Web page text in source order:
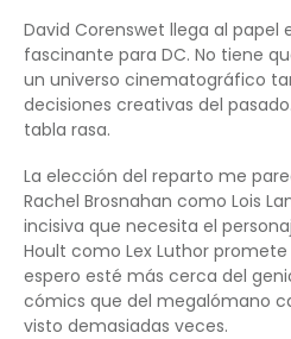
David Corenswet llega al papel
fascinante para DC. No tiene
un universo cinematográfico
decisiones creativas del
tabla rasa.
La elección del reparto me
Rachel Brosnahan como Lois
incisiva que necesita el
Hoult como Lex Luthor
espero esté más cerca del
cómics que del megalómano
visto demasiadas veces.